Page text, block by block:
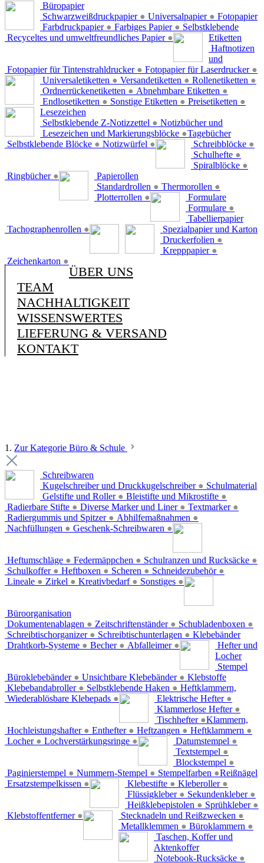
Büropapier
Schwarzweißdruckpapier ● Universalpapier ●
Farbdruckpapier ● Farbiges Papier ●
Recyceltes und umweltfreundliches Papier ●
Fotopapier
Fotopapier für Tintenstrahldrucker ● Fotopapier für Laserdrucker ●
Selbstklebende
Etiketten
Universaletiketten ● Versandetiketten ● Rollenetiketten ●
Ordnerrückenetiketten ● Abnehmbare Etiketten ●
Endlosetiketten ● Sonstige Etiketten ● Preisetiketten ●
Haftnotizen
und
Lesezeichen
Selbstklebende Z-Notizzettel ●
Lesezeichen und Markierungsblöcke ●
Selbstklebende Blöcke ● Notizwürfel ●
Notizbücher und
Tagebücher
Schreibblöcke ●
Schulhefte ●
Spiralblöcke ●
Ringbücher ●
Papierollen
Standardrollen ● Thermorollen ●
Plotterrollen ●
Formulare
Formulare ●
Tachographenrollen ●
Tabellierpapier
Spezialpapier und Karton
Druckerfolien ●
Krepppapier ●
Zeichenkarton ●
ÜBER UNS
TEAM
NACHHALTIGKEIT
WISSENSWERTES
LIEFERUNG & VERSAND
KONTAKT
1. Zur Kategorie Büro & Schule
Schreibwaren
Kugelschreiber und Druckkugelschreiber ●
Gelstifte und Roller ● Bleistifte und Mikrostifte ●
Radierbare Stifte ● Diverse Marker und Liner ● Textmarker ●
Radiergummis und Spitzer ● Abhilfemaßnahmen ●
Nachfüllungen ● Geschenk-Schreibwaren ●
Schulmaterial
Heftumschläge ● Federmäppchen ● Schulranzen und Rucksäcke ●
Schulkoffer ● Heftboxen ● Scheren ● Schneidezubehör ●
Lineale ● Zirkel ● Kreativbedarf ● Sonstiges ●
Büroorganisation
Dokumentenablagen ● Zeitschriftenständer ● Schubladenboxen ●
Schreibtischorganizer ● Schreibtischunterlagen ●
Drahtkorb-Systeme ● Becher ● Abfalleimer ●
Klebebänder
Büroklebebänder ● Unsichtbare Klebebänder ●
Klebebandabroller ● Selbstklebende Haken ●
Wiederablösbare Klebepads ●
Hefter und
Locher
Elektrische Hefter ●
Klammerlose Hefter ●
Tischhefter ●
Hochleistungshafter ● Enthefter ● Heftzangen ● Heftklammern ●
Locher ● Lochverstärkungsringe ●
Stempel
Datumstempel ●
Textstempel ●
Blockstempel ●
Paginierstempel ● Nummern-Stempel ● Stempelfarben ●
Ersatzstempelkissen ●
Klebstoffe
Klebestifte ● Kleberoller ●
Flüssigkleber ● Sekundenkleber ●
Heißklebepistolen ● Sprühkleber ●
Klebstoffentferner ●
Heftklammern,
Klammern,
Reißnägel
Stecknadeln und Reißzwecken ●
Metallklemmen ● Büroklammern ●
Taschen, Koffer und
Aktenkoffer
Notebook-Rucksäcke ●